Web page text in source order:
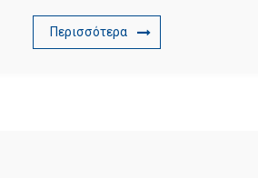
Περισσότερα